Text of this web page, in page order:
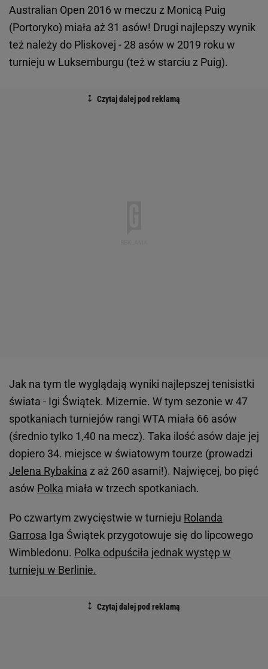
Australian Open 2016 w meczu z Monicą Puig
(Portoryko) miała aż 31 asów! Drugi najlepszy wynik
też należy do Pliskovej - 28 asów w 2019 roku w
turnieju w Luksemburgu (też w starciu z Puig).
Jak na tym tle wyglądają wyniki najlepszej tenisistki
świata - Igi Świątek. Mizernie. W tym sezonie w 47
spotkaniach turniejów rangi WTA miała 66 asów
(średnio tylko 1,40 na mecz). Taka ilość asów daje jej
dopiero 34. miejsce w światowym tourze (prowadzi
Jelena Rybakina z aż 260 asami!). Najwięcej, bo pięć
asów Polka miała w trzech spotkaniach.
Po czwartym zwycięstwie w turnieju Rolanda
Garrosa Iga Świątek przygotowuje się do lipcowego
Wimbledonu. Polka odpuściła jednak występ w
turnieju w Berlinie.